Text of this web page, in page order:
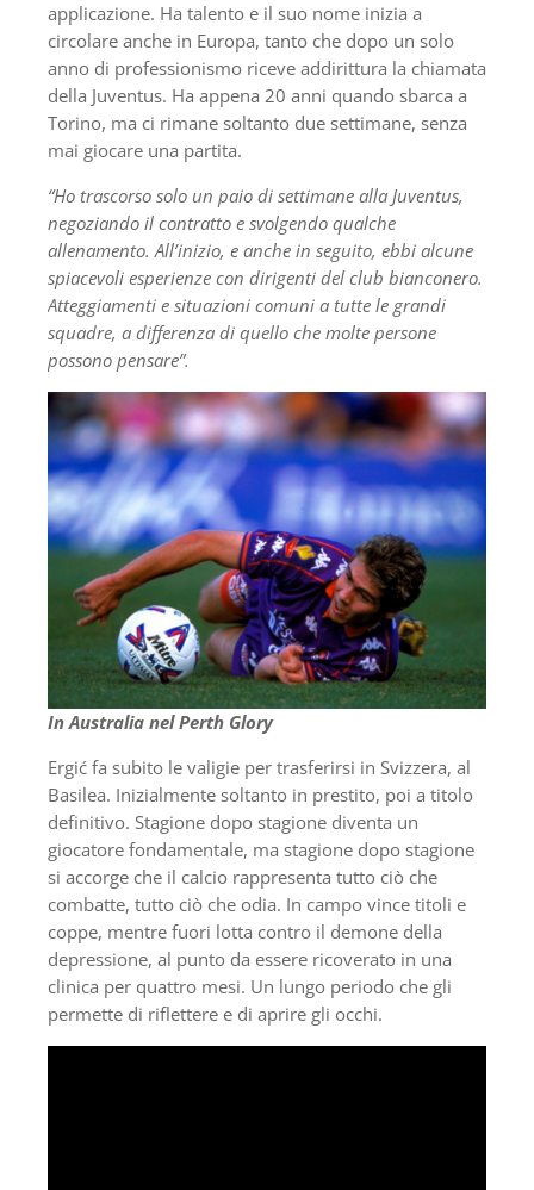
applicazione. Ha talento e il suo nome inizia a
circolare anche in Europa, tanto che dopo un solo
anno di professionismo riceve addirittura la chiamata
della Juventus. Ha appena 20 anni quando sbarca a
Torino, ma ci rimane soltanto due settimane, senza
mai giocare una partita.
“Ho trascorso solo un paio di settimane alla Juventus,
negoziando il contratto e svolgendo qualche
allenamento. All’inizio, e anche in seguito, ebbi alcune
spiacevoli esperienze con dirigenti del club bianconero.
Atteggiamenti e situazioni comuni a tutte le grandi
squadre, a differenza di quello che molte persone
possono pensare”.
In Australia nel Perth Glory
Ergić fa subito le valigie per trasferirsi in Svizzera, al
Basilea. Inizialmente soltanto in prestito, poi a titolo
definitivo. Stagione dopo stagione diventa un
giocatore fondamentale, ma stagione dopo stagione
si accorge che il calcio rappresenta tutto ciò che
combatte, tutto ciò che odia. In campo vince titoli e
coppe, mentre fuori lotta contro il demone della
depressione, al punto da essere ricoverato in una
clinica per quattro mesi. Un lungo periodo che gli
permette di riflettere e di aprire gli occhi.